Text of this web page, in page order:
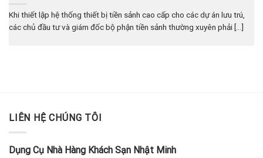
Khi thiết lập hệ thống thiết bị tiền sảnh cao cấp cho các dự án lưu trú,
các chủ đầu tư và giám đốc bộ phận tiền sảnh thường xuyên phải [...]
LIÊN HỆ CHÚNG TÔI
Dụng Cụ Nhà Hàng Khách Sạn Nhật Minh